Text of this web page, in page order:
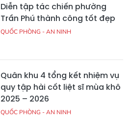
Diễn tập tác chiến phường
Trần Phú thành công tốt đẹp
QUỐC PHÒNG - AN NINH
Quân khu 4 tổng kết nhiệm vụ
quy tập hài cốt liệt sĩ mùa khô
2025 – 2026
QUỐC PHÒNG - AN NINH